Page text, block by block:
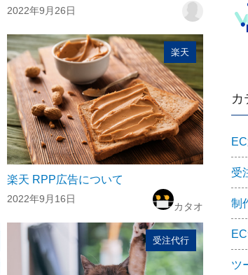
2022年9月26日
楽天
楽天 RPP広告について
2022年9月16日
カタオ
受注代行
カ
受
制
ツ